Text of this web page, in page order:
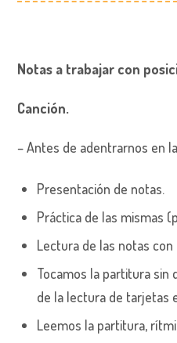
Notas a trabajar con
Canción.
– Antes de adentrarnos en
Presentación de notas.
Práctica de las mismas
Lectura de las notas con
Tocamos la partitura sin
de la lectura de tarjetas
Leemos la partitura,